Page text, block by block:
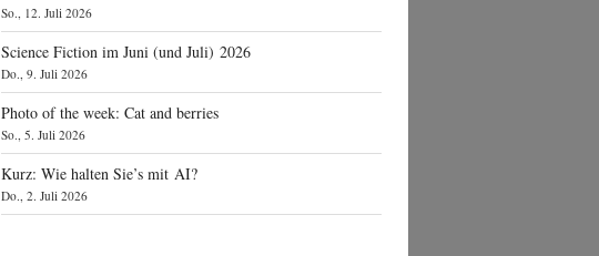
So., 12. Juli 2026
Science Fiction im Juni (und Juli) 2026
Do., 9. Juli 2026
Photo of the week: Cat and berries
So., 5. Juli 2026
Kurz: Wie halten Sie’s mit AI?
Do., 2. Juli 2026